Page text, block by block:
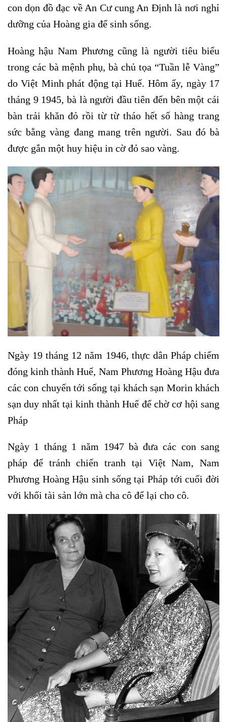
con dọn đồ đạc về An Cư cung An Định là nơi nghỉ
dưỡng của Hoàng gia để sinh sống.
Hoàng hậu Nam Phương cũng là người tiêu biểu
trong các bà mệnh phụ, bà chủ tọa “Tuần lễ Vàng”
do Việt Minh phát động tại Huế. Hôm ấy, ngày 17
tháng 9 1945, bà là người đầu tiên đến bên một cái
bàn trải khăn đỏ rồi từ từ tháo hết số hàng trang
sức bằng vàng đang mang trên người. Sau đó bà
được gắn một huy hiệu in cờ đỏ sao vàng.
Ngày 19 tháng 12 năm 1946, thực dân Pháp chiếm
đóng kinh thành Huế, Nam Phương Hoàng Hậu đưa
các con chuyến tới sống tại khách sạn Morin khách
sạn duy nhất tại kinh thành Huế để chờ cơ hội sang
Pháp
Ngày 1 tháng 1 năm 1947 bà đưa các con sang
pháp để tránh chiến tranh tại Việt Nam, Nam
Phương Hoàng Hậu sinh sống tại Pháp tới cuối đời
với khối tài sản lớn mà cha cô để lại cho cô.